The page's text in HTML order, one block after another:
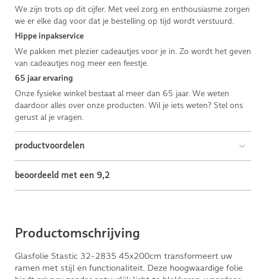
We zijn trots op dit cijfer. Met veel zorg en enthousiasme zorgen
we er elke dag voor dat je bestelling op tijd wordt verstuurd.
Hippe inpakservice
We pakken met plezier cadeautjes voor je in. Zo wordt het geven
van cadeautjes nog meer een feestje.
65 jaar ervaring
Onze fysieke winkel bestaat al meer dan 65 jaar. We weten
daardoor alles over onze producten. Wil je iets weten? Stel ons
gerust al je vragen.
productvoordelen
beoordeeld met een 9,2
Productomschrijving
Glasfolie Stastic 32-2835 45x200cm transformeert uw
ramen met stijl en functionaliteit. Deze hoogwaardige folie